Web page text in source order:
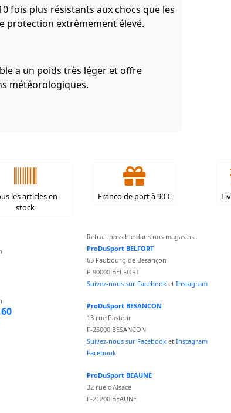
fois plus résistants aux chocs que les
protection extrêmement élevé.
a un poids très léger et offre
météorologiques.
les articles en
stock
Franco de port à 90 €
Retrait possible dans nos magasins :
ProDuSport BELFORT
63 Faubourg de Besançon
F-90000 BELFORT
Suivez-nous sur Facebook et Instagram
ProDuSport BESANCON
13 rue Pasteur
F-25000 BESANCON
Suivez-nous sur Facebook et Instagram
Facebook
ProDuSport BEAUNE
32 rue d'Alsace
F-21200 BEAUNE